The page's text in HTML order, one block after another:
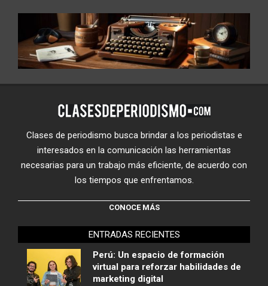
Clases de periodismo busca brindar a los periodistas e
interesados en la comunicación las herramientas
necesarias para un trabajo más eficiente, de acuerdo con
los tiempos que enfrentamos.
CONOCE MÁS
ENTRADAS RECIENTES
Perú: Un espacio de formación
virtual para reforzar habilidades de
marketing digital